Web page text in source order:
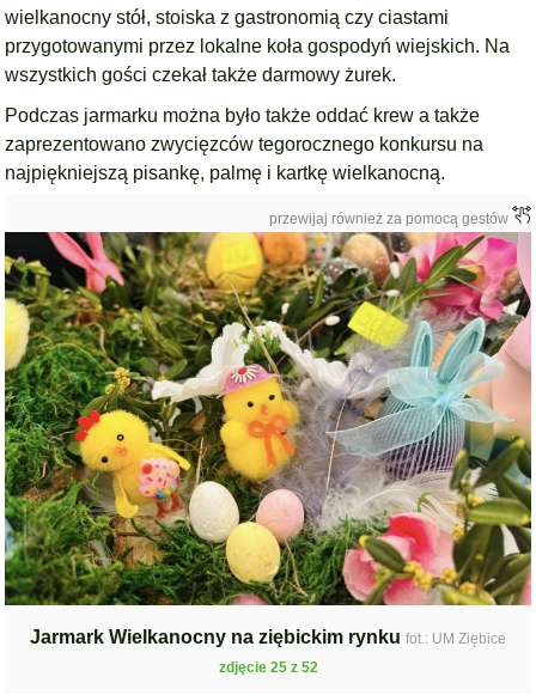
wielkanocny stół, stoiska z gastronomią czy ciastami
przygotowanymi przez lokalne koła gospodyń wiejskich. Na
wszystkich gości czekał także darmowy żurek.
Podczas jarmarku można było także oddać krew a także
zaprezentowano zwycięzców tegorocznego konkursu na
najpiękniejszą pisankę, palmę i kartkę wielkanocną.
przewijaj również za pomocą gestów
Jarmark Wielkanocny na ziębickim rynku fot.: UM Ziębice
zdjęcie 25 z 52